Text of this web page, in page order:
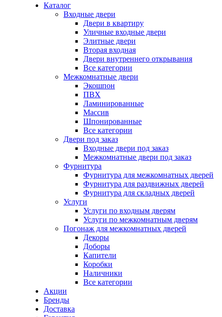
Каталог
Входные двери
Двери в квартиру
Уличные входные двери
Элитные двери
Вторая входная
Двери внутреннего открывания
Все категории
Межкомнатные двери
Экошпон
ПВХ
Ламинированные
Массив
Шпонированные
Все категории
Двери под заказ
Входные двери под заказ
Межкомнатные двери под заказ
Фурнитура
Фурнитура для межкомнатных дверей
Фурнитура для раздвижных дверей
Фурнитура для складных дверей
Услуги
Услуги по входным дверям
Услуги по межкомнатным дверям
Погонаж для межкомнатных дверей
Декоры
Доборы
Капители
Коробки
Наличники
Все категории
Акции
Бренды
Доставка